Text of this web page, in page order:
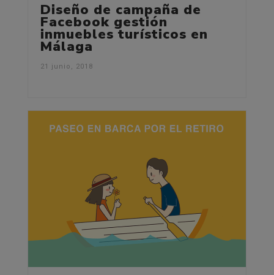
Diseño de campaña de
Facebook gestión
inmuebles turísticos en
Málaga
21 junio, 2018